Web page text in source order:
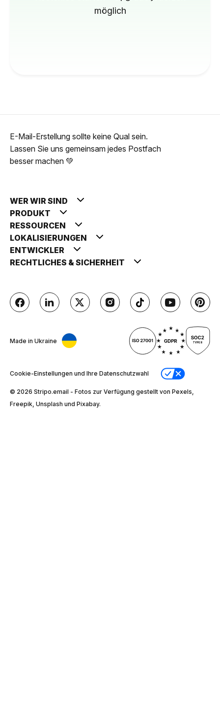
möglich
E-Mail-Erstellung sollte keine Qual sein.
Lassen Sie uns gemeinsam jedes Postfach
besser machen 💚
WER WIR SIND
PRODUKT
RESSOURCEN
LOKALISIERUNGEN
ENTWICKLER
RECHTLICHES & SICHERHEIT
Made in Ukraine
Cookie-Einstellungen und Ihre Datenschutzwahl
© 2026 Stripо.email - Fotos zur Verfügung gestellt von Pexels,
Freepik, Unsplash und Pixabay.